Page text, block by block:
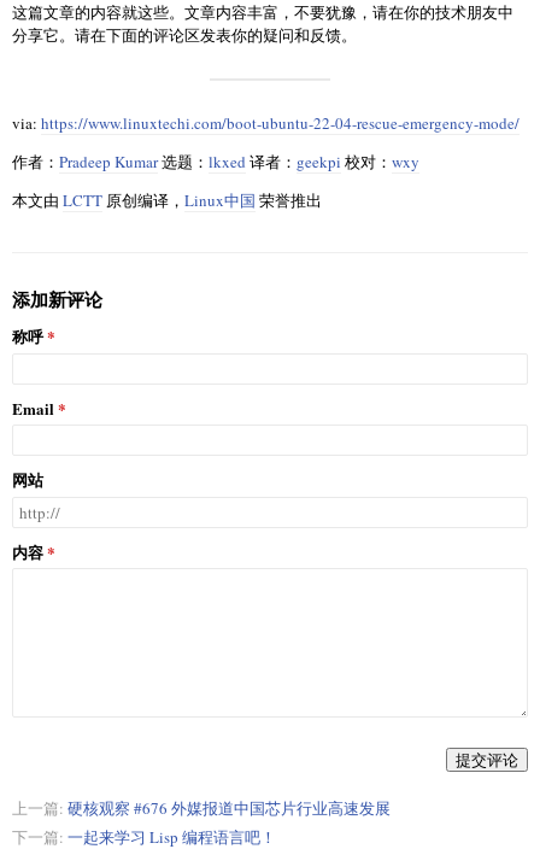
这篇文章的内容就这些。文章内容丰富，不要犹豫，请在你的技术朋友中
分享它。请在下面的评论区发表你的疑问和反馈。
via: https://www.linuxtechi.com/boot-ubuntu-22-04-rescue-emergency-mode/
作者： Pradeep Kumar选题： lkxed 译者： geekpi 校对： wxy
本文由 LCTT 原创编译， Linux中国 荣誉推出
添加新评论
称呼
Email
网站
内容
提交评论
上一篇: 硬核观察 #676 外媒报道中国芯片行业高速发展
下一篇: 一起来学习 Lisp 编程语言吧！